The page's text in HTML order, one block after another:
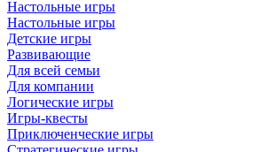
Настольные игры
Настольные игры
Детские игры
Развивающие
Для всей семьи
Для компании
Логические игры
Игры-квесты
Приключенческие игры